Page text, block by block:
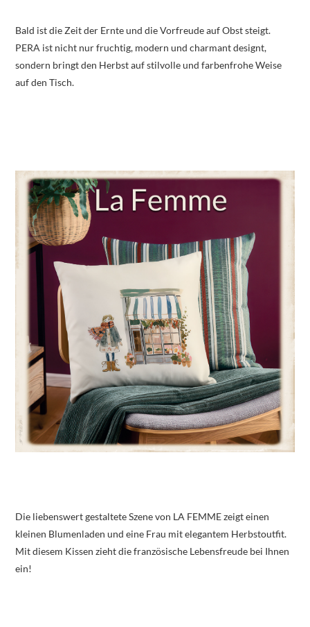
Bald ist die Zeit der Ernte und die Vorfreude auf Obst steigt.
PERA ist nicht nur fruchtig, modern und charmant designt,
sondern bringt den Herbst auf stilvolle und farbenfrohe Weise
auf den Tisch.
Die liebenswert gestaltete Szene von LA FEMME zeigt einen
kleinen Blumenladen und eine Frau mit elegantem Herbstoutfit.
Mit diesem Kissen zieht die französische Lebensfreude bei Ihnen
ein!